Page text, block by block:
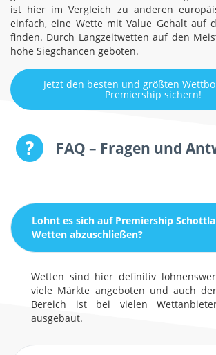
ist hier im Vergleich zu anderen
einfach, eine Wette mit Value Gehalt auf
finden. Durch Langzeitwetten auf den
hohe Siegchancen geboten.
Jetzt den besten und größten
Premiership sichern!
FAQ – Fragen und
Lohnt es sich auf Premiership
Wetten abzuschließen?
Wetten sind hier definitiv
viele Märkte angeboten und auch
Bereich ist bei vielen
ausgebaut.